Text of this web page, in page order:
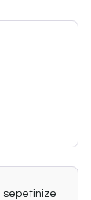
sepetinize